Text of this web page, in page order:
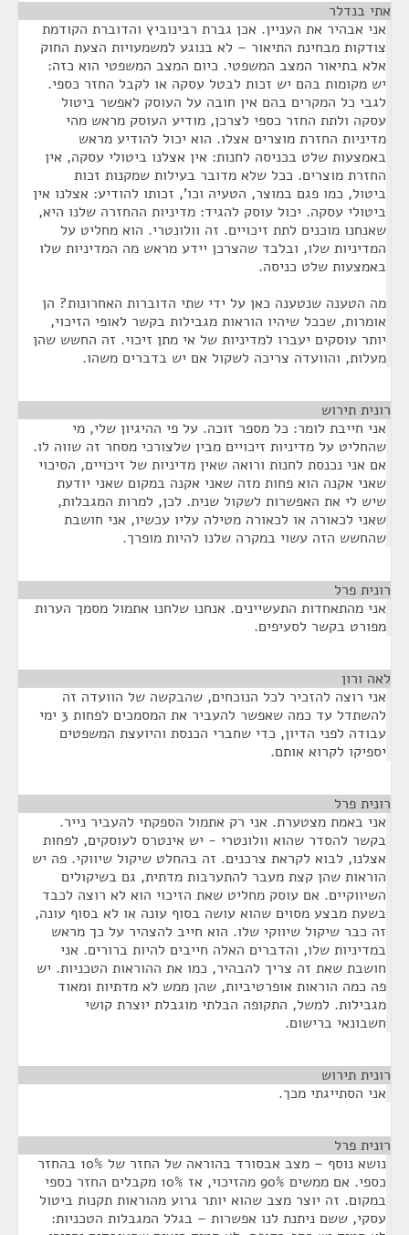
אתי בנדלר
אני אבהיר את העניין. אכן גברת רבינוביץ והדוברת הקודמת
צודקות מבחינת התיאור – לא בנוגע למשמעויות הצעת החוק
אלא בתיאור המצב המשפטי. כיום המצב המשפטי הוא כזה:
יש מקומות בהם יש זכות לבטל עסקה או לקבל החזר כספי.
לגבי כל המקרים בהם אין חובה על העוסק לאפשר ביטול
עסקה ולתת החזר כספי לצרכן, מודיע העוסק מראש מהי
מדיניות החזרת מוצרים אצלו. הוא יכול להודיע מראש
באמצעות שלט בכניסה לחנות: אין אצלנו ביטולי עסקה, אין
החזרת מוצרים. ככל שלא מדובר בעילות שמקנות זכות
ביטול, כמו פגם במוצר, הטעיה וכו', זכותו להודיע: אצלנו אין
ביטולי עסקה. יכול עוסק להגיד: מדיניות ההחזרה שלנו היא,
שאנחנו מוכנים לתת זיכויים. זה וולונטרי. הוא מחליט על
המדיניות שלו, ובלבד שהצרכן יידע מראש מה המדיניות שלו
באמצעות שלט כניסה.
מה הטענה שנטענה כאן על ידי שתי הדוברות האחרונות? הן
אומרות, שככל שיהיו הוראות מגבילות בקשר לאופי הזיכוי,
יותר עוסקים יעברו למדיניות של אי מתן זיכוי. זה החשש שהן
מעלות, והוועדה צריכה לשקול אם יש בדברים משהו.
רונית תירוש
אני חייבת לומר: כל מספר זוכה. על פי ההיגיון שלי, מי
שהחליט על מדיניות זיכויים מבין שלצורכי מסחר זה שווה לו.
אם אני נכנסת לחנות ורואה שאין מדיניות של זיכויים, הסיכוי
שאני אקנה הוא פחות מזה שאני אקנה במקום שאני יודעת
שיש לי את האפשרות לשקול שנית. לכן, למרות המגבלות,
שאני לכאורה או לכאורה מטילה עליו עכשיו, אני חושבת
שהחשש הזה עשוי במקרה שלנו להיות מופרך.
רונית פרל
אני מהתאחדות התעשיינים. אנחנו שלחנו אתמול מסמך הערות
מפורט בקשר לסעיפים.
לאה ורון
אני רוצה להזכיר לכל הנוכחים, שהבקשה של הוועדה זה
להשתדל עד כמה שאפשר להעביר את המסמכים לפחות 3 ימי
עבודה לפני הדיון, כדי שחברי הכנסת והיועצת המשפטים
יספיקו לקרוא אותם.
רונית פרל
אני באמת מצטערת. אני רק אתמול הספקתי להעביר נייר.
בקשר להסדר שהוא וולונטרי - יש אינטרס לעוסקים, לפחות
אצלנו, לבוא לקראת צרכנים. זה בהחלט שיקול שיווקי. פה יש
הוראות שהן קצת מעבר להתערבות מדתית, גם בשיקולים
השיווקיים. אם עוסק מחליט שאת הזיכוי הוא לא רוצה לכבד
בשעת מבצע מסוים שהוא עושה בסוף עונה או לא בסוף עונה,
זה כבר שיקול שיווקי שלו. הוא חייב להצהיר על כך מראש
במדיניות שלו, והדברים האלה חייבים להיות ברורים. אני
חושבת שאת זה צריך להבהיר, כמו את ההוראות הטכניות. יש
פה כמה הוראות אופרטיביות, שהן ממש לא מדתיות ומאוד
מגבילות. למשל, התקופה הבלתי מוגבלת יוצרת קושי
חשבונאי ברישום.
רונית תירוש
אני הסתייגתי מכך.
רונית פרל
נושא נוסף – מצב אבסורד בהוראה של החזר של 10% בהחזר
כספי. אם ממשים 90% מהזיכוי, אז 10% מקבלים החזר כספי
במקום. זה יוצר מצב שהוא יותר גרוע מהוראות תקנות ביטול
עסקי, ששם ניתנת לנו אפשרות – בגלל המגבלות הטכניות: